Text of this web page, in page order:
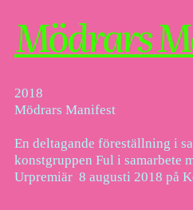
Mödrars
2018
Mödrars Manifest
En deltagande föreställning i
konstgruppen Ful i samarbete
Urpremiär 8 augusti 2018 på